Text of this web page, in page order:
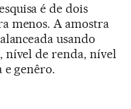
é de dois
menos. A amostra
usando
nível de renda, nível
e genêro.